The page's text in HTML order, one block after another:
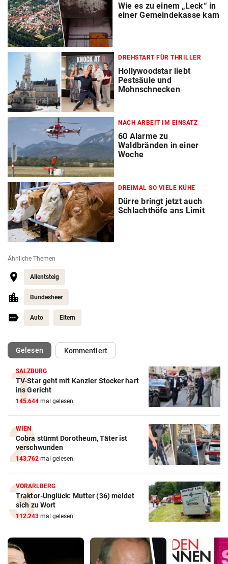
Wie es zu einem „Leck“ in
einer Gemeindekasse kam
DREHSTART FÜR THRILLER
Hollywoodstar liebt
Pestsäule und
Mohnschnecken
NACH ARBEIT IM EINSATZ
60 Alarme zu
Waldbränden in einer
Woche
DREIMAL SO VIELE KÜHE
Dürre bringt jetzt auch
Schlachthöfe ans Limit
Ähnliche Themen
Allentsteig
Bundesheer
Auto Eltern
Gelesen(ausgewählt)Kommentiert
SALZBURG
TV-Star geht mit Kanzler Stocker hart
ins Gericht
145.644 mal gelesen
WIEN
Cobra stürmt Dorotheum, Täter ist
verschwunden
143.762 mal gelesen
VORARLBERG
Traktor-Unglück: Mutter (36) meldet
sich zu Wort
112.243 mal gelesen